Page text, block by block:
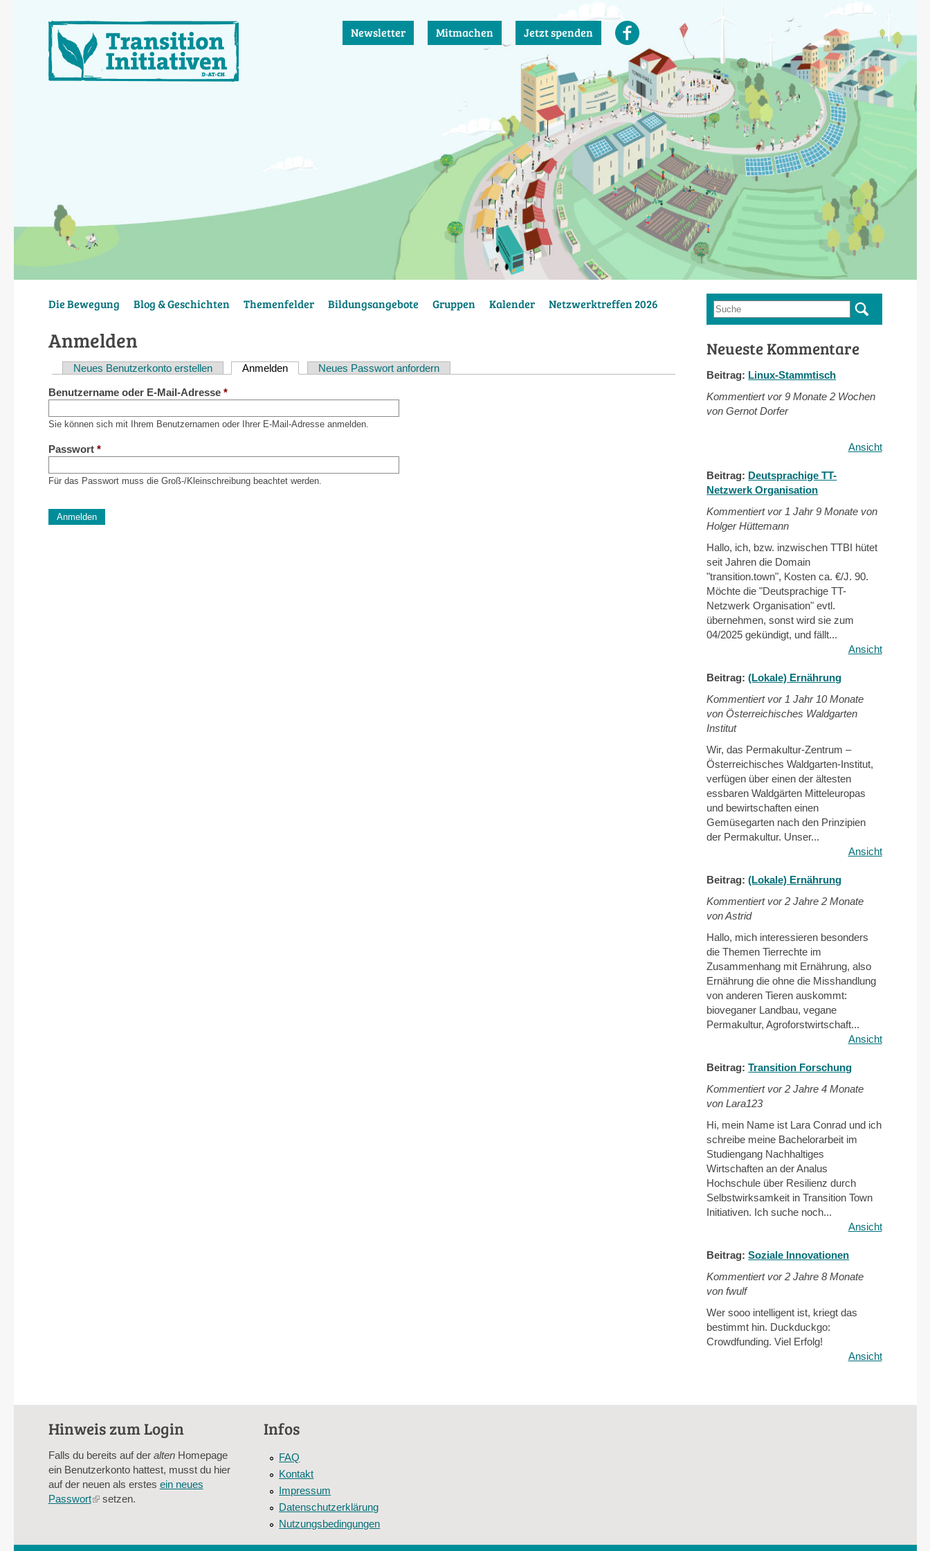
Newsletter Mitmachen Jetzt spenden
Die Bewegung Blog & Geschichten Themenfelder Bildungsangebote Gruppen Kalender Netzwerktreffen 2026
Anmelden
Haupt-
Reiter
Neues Benutzerkonto erstellen Anmelden (aktiver Reiter)
Neues Passwort anfordern
Benutzername oder E-Mail-Adresse *
Sie können sich mit Ihrem Benutzernamen oder Ihrer E-Mail-Adresse anmelden.
Passwort *
Für das Passwort muss die Groß-/Kleinschreibung beachtet werden.
Diese Sicherheitsfrage überprüft, ob Sie ein menschlicher Besucher sind und
Suchformular
Suche
Neueste Kommentare
Beitrag: Linux-Stammtisch
Kommentiert vor9 Monate 2 Wochen
von Gernot Dorfer
Ansicht
Beitrag: Deutsprachige TT-
Netzwerk Organisation
Kommentiert vor 1 Jahr 9 Monate von
Holger Hüttemann
Hallo, ich, bzw. inzwischen TTBI hütet
seit Jahren die Domain
"transition.town", Kosten ca. €/J. 90.
Möchte die "Deutsprachige TT-
Netzwerk Organisation" evtl.
übernehmen, sonst wird sie zum
04/2025 gekündigt, und fällt...
Ansicht
Beitrag:(Lokale) Ernährung
Kommentiert vor 1 Jahr 10 Monate
von Österreichisches Waldgarten
Institut
Wir, das Permakultur-Zentrum –
Österreichisches Waldgarten-Institut,
verfügen über einen der ältesten
essbaren Waldgärten Mitteleuropas
und bewirtschaften einen
Gemüsegarten nach den Prinzipien
der Permakultur. Unser...
Ansicht
Beitrag:(Lokale) Ernährung
Kommentiert vor2 Jahre 2 Monate
von Astrid
Hallo, mich interessieren besonders
die Themen Tierrechte im
Zusammenhang mit Ernährung, also
Ernährung die ohne die Misshandlung
von anderen Tieren auskommt:
bioveganer Landbau, vegane
Permakultur, Agroforstwirtschaft...
Ansicht
Beitrag:Transition Forschung
Kommentiert vor2 Jahre 4 Monate
von Lara123
Hi, mein Name ist Lara Conrad und ich
schreibe meine Bachelorarbeit im
Studiengang Nachhaltiges
Wirtschaften an der Analus
Hochschule über Resilienz durch
Selbstwirksamkeit in Transition Town
Initiativen. Ich suche noch...
Ansicht
Beitrag:Soziale Innovationen
Kommentiert vor2 Jahre 8 Monate
von fwulf
Wer sooo intelligent ist, kriegt das
bestimmt hin. Duckduckgo:
Crowdfunding. Viel Erfolg!
Ansicht
Hinweis zum Login
Falls du bereits auf der altenHomepage
ein Benutzerkonto hattest, musst du hier
auf der neuen als erstes ein neues
Passwort(linksetzen.
Infos
FAQ
Kontakt
Impressum
Datenschutzerklärung
Nutzungsbedingungen